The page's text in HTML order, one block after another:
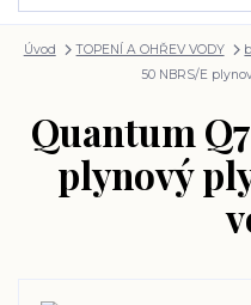
Úvod TOPENÍ A OHŘEV VODY
50 NBRS/E
Quantum
plynový